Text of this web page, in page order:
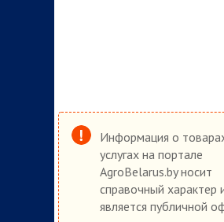
Информация о
услугах на портале
AgroBelarus.by носит
справочный характер
является публичной